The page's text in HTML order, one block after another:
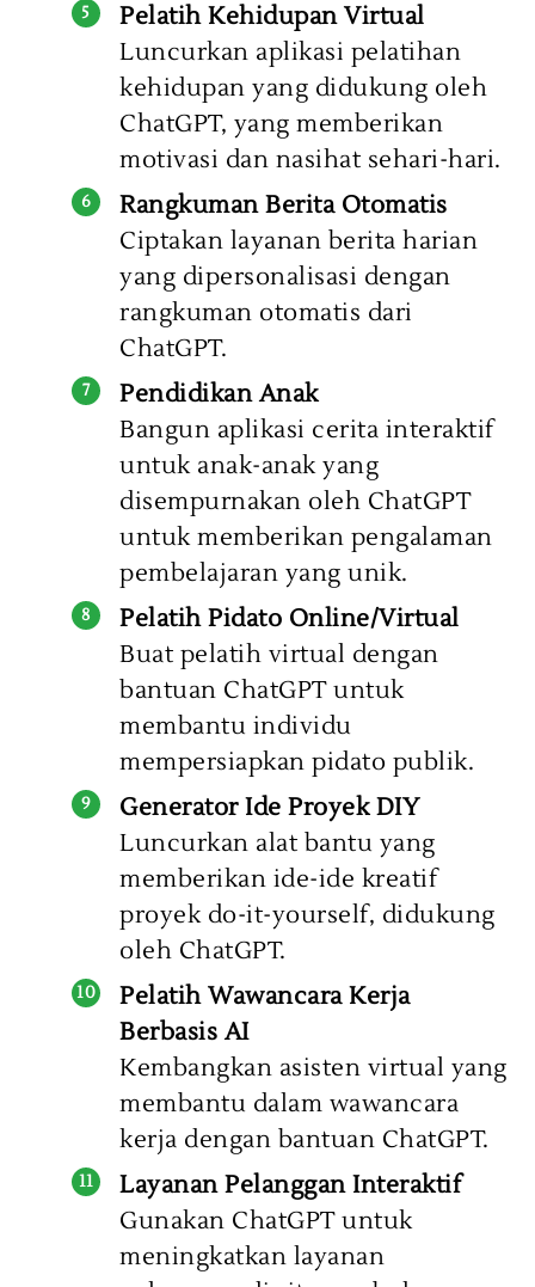
Pelatih Kehidupan Virtual
Luncurkan aplikasi pelatihan
kehidupan yang didukung oleh
ChatGPT, yang memberikan
motivasi dan nasihat sehari-hari.
Rangkuman Berita Otomatis
Ciptakan layanan berita harian
yang dipersonalisasi dengan
rangkuman otomatis dari
ChatGPT.
Pendidikan Anak
Bangun aplikasi cerita interaktif
untuk anak-anak yang
disempurnakan oleh ChatGPT
untuk memberikan pengalaman
pembelajaran yang unik.
Pelatih Pidato Online/Virtual
Buat pelatih virtual dengan
bantuan ChatGPT untuk
membantu individu
mempersiapkan pidato publik.
Generator Ide Proyek DIY
Luncurkan alat bantu yang
memberikan ide-ide kreatif
proyek do-it-yourself, didukung
oleh ChatGPT.
Pelatih Wawancara Kerja
Berbasis AI
Kembangkan asisten virtual yang
membantu dalam wawancara
kerja dengan bantuan ChatGPT.
Layanan Pelanggan Interaktif
Gunakan ChatGPT untuk
meningkatkan layanan